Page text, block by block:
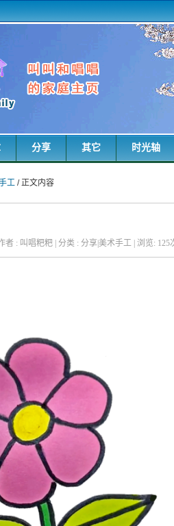
分享 其它 时光轴
工 / 正文内容
者 : 叫唱粑粑 | 分类 : 分享|美术手工 | 浏览: 125